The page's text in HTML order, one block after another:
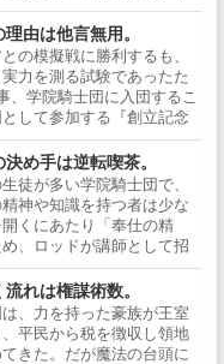
討伐などを取り仕切る王
織・学院騎士団に入るた
始まった。筆記試験を突
レイとミシャ、そしてロ
ユーは、実技試験である1
臨む。
由は他言無用。
の模擬戦に勝利するも、
力を測る試験であったた
、学院騎士団に入団するこ
して参加する『創立記念
も、男女逆転喫茶に決定
レアの初仕事は、レーネ
団長のランバート＝オル
、夜の校舎でたびたび目
人影と調理室の幽霊の噂
一緒に夜の校舎の見回り
め手は逆転喫茶。
徒が多い学院騎士団で、
神や知識を持つ者は少な
くにあたり「奉仕の精
、ロッドが講師として招
アのメイド・レーネだっ
外な指導力もあり、接客
く団員たち。レイも、前
とに喫茶店で提供するレ
など、着々と準備が進ん
れは権謀術数。
、力を持った豪族が王室
平民から税を徴収し領地
きた。だが魔法の台頭に